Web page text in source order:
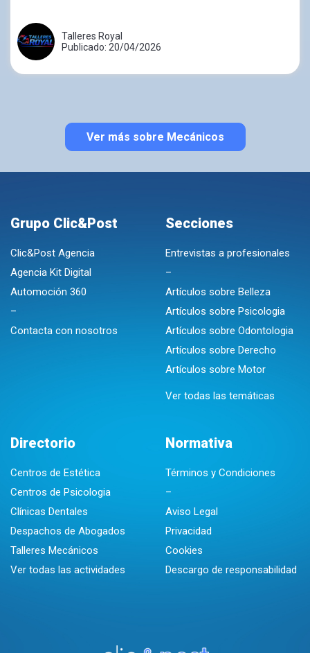
Talleres Royal
Publicado: 20/04/2026
Ver más sobre Mecánicos
Grupo Clic&Post
Clic&Post Agencia
Agencia Kit Digital
Automoción 360
–
Contacta con nosotros
Secciones
Entrevistas a profesionales
–
Artículos sobre Belleza
Artículos sobre Psicologia
Artículos sobre Odontologia
Artículos sobre Derecho
Artículos sobre Motor
Ver todas las temáticas
Directorio
Centros de Estética
Centros de Psicologia
Clínicas Dentales
Despachos de Abogados
Talleres Mecánicos
Ver todas las actividades
Normativa
Términos y Condiciones
–
Aviso Legal
Privacidad
Cookies
Descargo de responsabilidad